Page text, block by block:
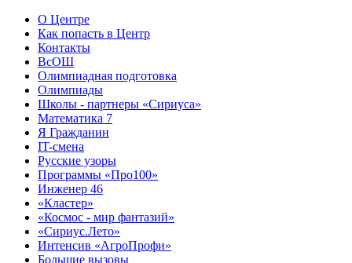
О Центре
Как попасть в Центр
Контакты
ВсОШ
Олимпиадная подготовка
Олимпиады
Школы - партнеры «Сириуса»
Математика 7
Я Гражданин
IT-смена
Русские узоры
Программы «Про100»
Инженер 46
«Кластер»
«Космос - мир фантазий»
«Сириус.Лето»
Интенсив «АгроПрофи»‎
Большие вызовы